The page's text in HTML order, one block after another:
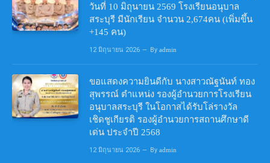
วันที่ 10 มิถุนายน 2569 โรงเรียนอนุบาล
สระบุรี มีนักเรียน จำนวน 2,674คน (เพิ่มขึ้น
+145 คน)
12 มิถุนายน 2026 By admin
ขอแสดงความยินดีกับ นางสาวณัฐนันท์ ทอง
สุพรรณ์ ตำแหน่ง รองผู้อำนวยการโรงเรียน
อนุบาลสระบุรี ในโอกาสได้รับโล่รางวัล
เชิดชูเกียรติ รองผู้อำนวยการสถานศึกษาดี
เด่น ประจำปี 2568
12 มิถุนายน 2026 By admin